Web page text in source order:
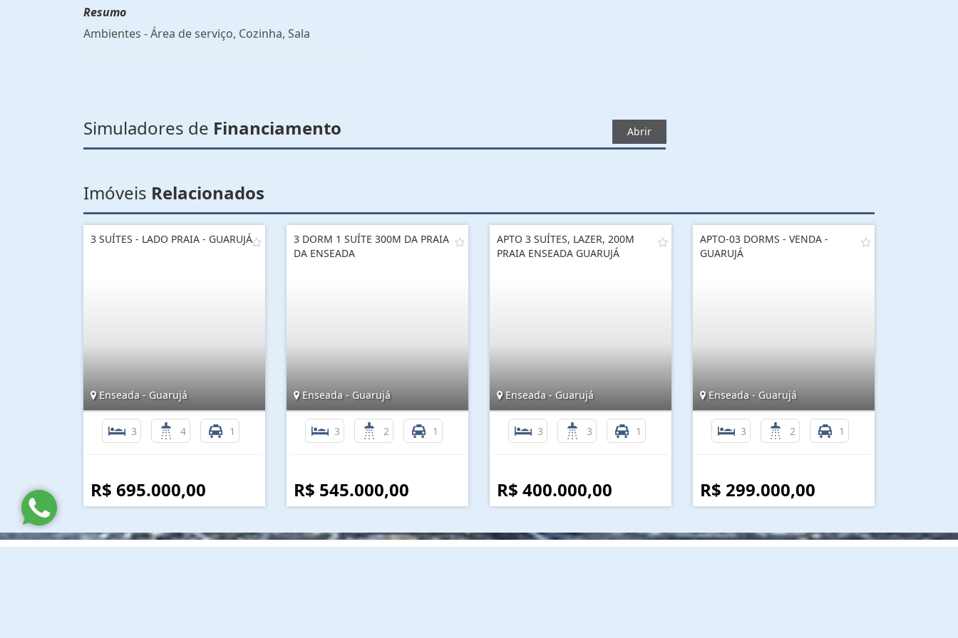
Resumo
Ambientes - Área de serviço, Cozinha, Sala
Simuladores de Financiamento Abrir
Imóveis Relacionados
3 SUÍTES - LADO PRAIA - GUARUJÁ
Enseada - Guarujá
3 4 1
R$ 695.000,00
3 DORM 1 SUÍTE 300M DA PRAIA
DA ENSEADA
Enseada - Guarujá
3 2 1
R$ 545.000,00
APTO 3 SUÍTES, LAZER, 200M
PRAIA ENSEADA GUARUJÁ
Enseada - Guarujá
3 3 1
R$ 400.000,00
APTO-03 DORMS - VENDA -
GUARUJÁ
Enseada - Guarujá
3 2 1
R$ 299.000,00